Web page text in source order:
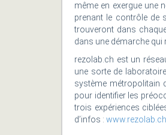
même en exergue une
prenant le contrôle de
trouveront dans
dans une démarche qui
rezolab.ch est un
une sorte de
système métropolitain
pour identifier les
trois expériences
d’infos : www.rezolab.ch